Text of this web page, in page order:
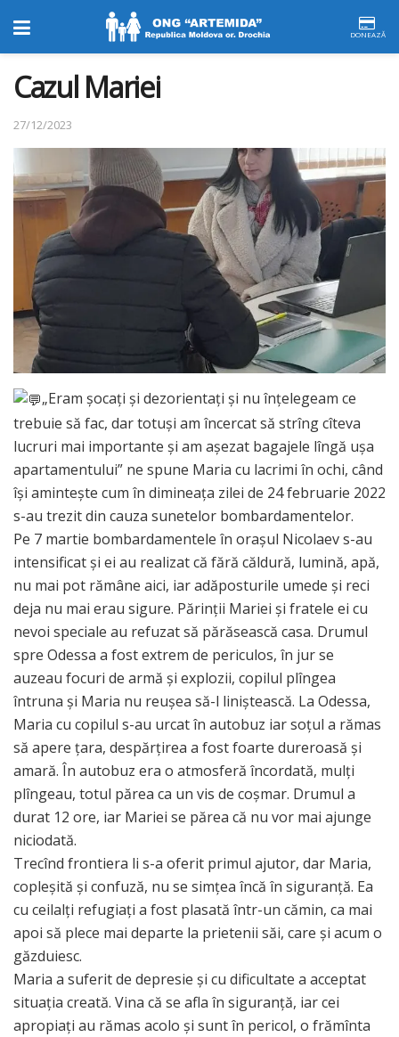
DONEAZĂ
Cazul Mariei
27/12/2023
„Eram șocați și dezorientați și nu înțelegeam ce
trebuie să fac, dar totuși am încercat să strîng cîteva
lucruri mai importante și am așezat bagajele lîngă ușa
apartamentului” ne spune Maria cu lacrimi în ochi, când
își amintește cum în dimineața zilei de 24 februarie 2022
s-au trezit din cauza sunetelor bombardamentelor.
Pe 7 martie bombardamentele în orașul Nicolaev s-au
intensificat și ei au realizat că fără căldură, lumină, apă,
nu mai pot rămâne aici, iar adăposturile umede și reci
deja nu mai erau sigure. Părinții Mariei și fratele ei cu
nevoi speciale au refuzat să părăsească casa. Drumul
spre Odessa a fost extrem de periculos, în jur se
auzeau focuri de armă și explozii, copilul plîngea
întruna și Maria nu reușea să-l liniștească. La Odessa,
Maria cu copilul s-au urcat în autobuz iar soțul a rămas
să apere țara, despărțirea a fost foarte dureroasă și
amară. În autobuz era o atmosferă încordată, mulți
plîngeau, totul părea ca un vis de coșmar. Drumul a
durat 12 ore, iar Mariei se părea că nu vor mai ajunge
niciodată.
Trecînd frontiera li s-a oferit primul ajutor, dar Maria,
copleșită și confuză, nu se simțea încă în siguranță. Ea
cu ceilalți refugiați a fost plasată într-un cămin, ca mai
apoi să plece mai departe la prietenii săi, care și acum o
găzduiesc.
Maria a suferit de depresie și cu dificultate a acceptat
situația creată. Vina că se afla în siguranță, iar cei
apropiați au rămas acolo și sunt în pericol, o frămînta